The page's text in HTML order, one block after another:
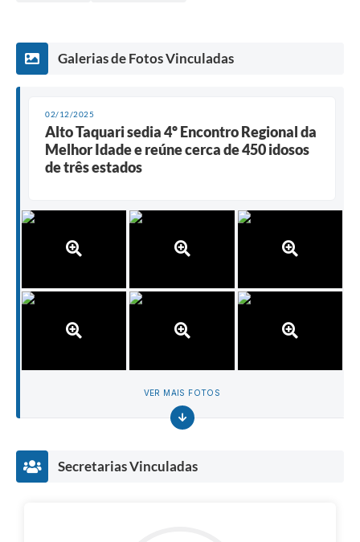
Galerias de Fotos Vinculadas
02/12/2025
Alto Taquari sedia 4º Encontro Regional da
Melhor Idade e reúne cerca de 450 idosos
de três estados
VER MAIS FOTOS
Secretarias Vinculadas